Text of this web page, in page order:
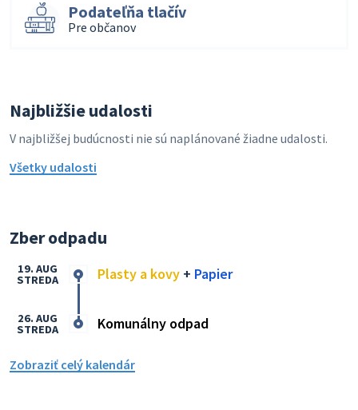
Podateľňa tlačív
Pre občanov
Najbližšie udalosti
V najbližšej budúcnosti nie sú naplánované žiadne udalosti.
Všetky udalosti
Zber odpadu
Plasty a kovy + Papier
19. AUG
STREDA
Komunálny odpad
26. AUG
STREDA
Zobraziť celý kalendár